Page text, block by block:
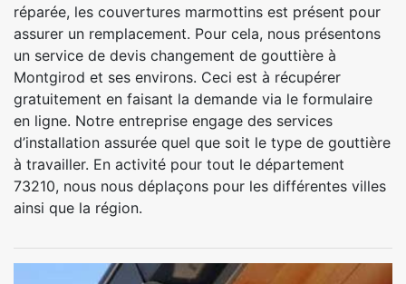
réparée, les couvertures marmottins est présent pour
assurer un remplacement. Pour cela, nous présentons
un service de devis changement de gouttière à
Montgirod et ses environs. Ceci est à récupérer
gratuitement en faisant la demande via le formulaire
en ligne. Notre entreprise engage des services
d’installation assurée quel que soit le type de gouttière
à travailler. En activité pour tout le département
73210, nous nous déplaçons pour les différentes villes
ainsi que la région.